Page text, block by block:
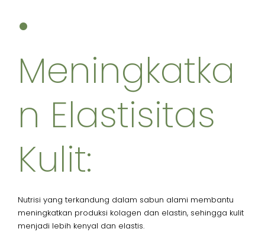
•
Meningkatka
n Elastisitas
Kulit:
Nutrisi yang terkandung dalam sabun alami membantu
meningkatkan produksi kolagen dan elastin, sehingga kulit
menjadi lebih kenyal dan elastis.